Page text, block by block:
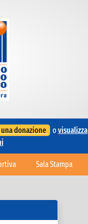
una donazione o visualizza
Sala Stampa